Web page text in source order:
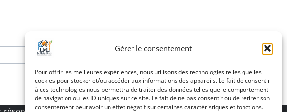
Gérer le consentement
Pour offrir les meilleures expériences, nous utilisons des technologies telles que les
cookies pour stocker et/ou accéder aux informations des appareils. Le fait de consentir
à ces technologies nous permettra de traiter des données telles que le comportement
de navigation ou les ID uniques sur ce site. Le fait de ne pas consentir ou de retirer son
consentement peut avoir un effet négatif sur certaines caractéristiques et fonctions.